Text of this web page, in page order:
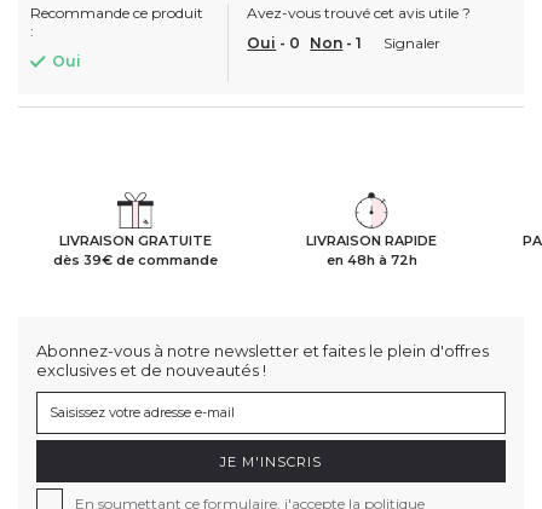
Recommande ce produit
:
Oui
Avez-vous trouvé cet avis utile ?
Oui - 0 Non -1 Signaler
LIVRAISON GRATUITE
dès 39€ de commande
LIVRAISON RAPIDE
en 48h à 72h
Abonnez-vous à notre newsletter et faites le plein d'offres
exclusives et de nouveautés !
JE M'INSCRIS
En soumettant ce formulaire, j'accepte la politique